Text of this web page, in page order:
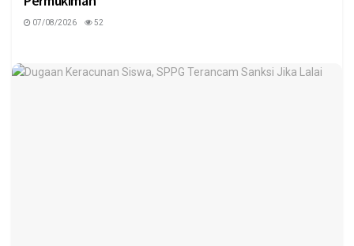
07/08/2026 52